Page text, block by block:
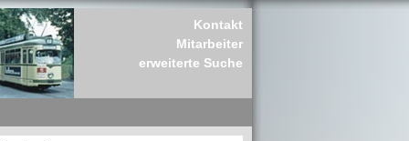
Kontakt
Mitarbeiter
erweiterte Suche